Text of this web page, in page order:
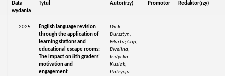
Data
wydania
Tytuł Autor(rzy) Promotor Redaktor(rzy)
2025
English language revision
through the application of
learning stations and
educational escape rooms:
The impact on 8th graders’
motivation and
engagement
Dick-
Bursztyn,
Marta; Cop,
Ewelina;
Indycka-
Kusiak,
Patrycja
- -